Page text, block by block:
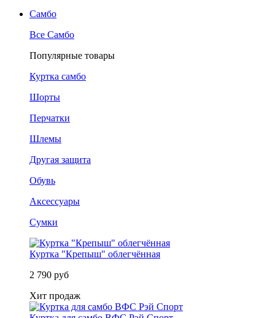
Самбо
Все Самбо
Популярные товары
Куртка самбо
Шорты
Перчатки
Шлемы
Другая защита
Обувь
Аксессуары
Сумки
Куртка "Крепыш" облегчённая
2 790 руб
Хит продаж